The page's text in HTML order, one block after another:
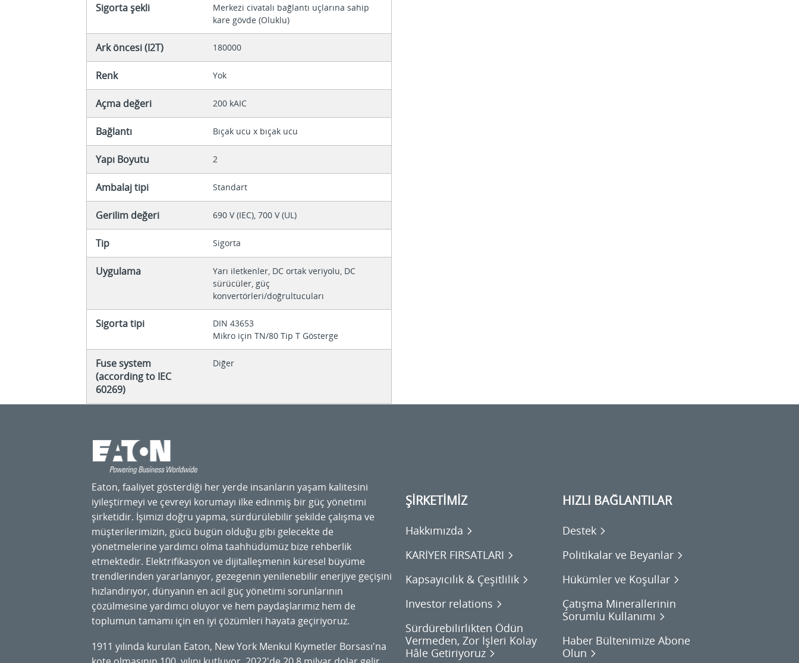
Sigorta şekli
Merkezi civatalı bağlantı uçlarına sahip
kare gövde (Oluklu)
Ark öncesi (I2T) 180000
Renk Yok
Açma değeri 200 kAIC
Bağlantı Bıçak ucu x bıçak ucu
Yapı Boyutu 2
Ambalaj tipi Standart
Gerilim değeri 690 V (IEC), 700 V (UL)
Tip Sigorta
Uygulama
Yarı iletkenler, DC ortak veriyolu, DC
sürücüler, güç
konvertörleri/doğrultucuları
Sigorta tipi
DIN 43653
Mikro için TN/80 Tip T Gösterge
Fuse system
(according to IEC
60269)
Diğer
Eaton, faaliyet gösterdiği her yerde insanların yaşam kalitesini
iyileştirmeyi ve çevreyi korumayı ilke edinmiş bir güç yönetimi
şirketidir. İşimizi doğru yapma, sürdürülebilir şekilde çalışma ve
müşterilerimizin, gücü bugün olduğu gibi gelecekte de
yönetmelerine yardımcı olma taahhüdümüz bize rehberlik
etmektedir. Elektrifikasyon ve dijitalleşmenin küresel büyüme
trendlerinden yararlanıyor, gezegenin yenilenebilir enerjiye geçişini
hızlandırıyor, dünyanın en acil güç yönetimi sorunlarının
çözülmesine yardımcı oluyor ve hem paydaşlarımız hem de
toplumun tamamı için en iyi çözümleri hayata geçiriyoruz.
1911 yılında kurulan Eaton, New York Menkul Kıymetler Borsası'na
ŞİRKETİMİZ
Hakkımızda
KARİYER FIRSATLARI
Kapsayıcılık & Çeşitlilik
Investor relations
Sürdürebilirlikten Ödün
Vermeden, Zor İşleri Kolay
Hâle Getiriyoruz
HIZLI BAĞLANTILAR
Destek
Politikalar ve Beyanlar
Hükümler ve Koşullar
Çatışma Minerallerinin
Sorumlu Kullanımı
Haber Bültenimize Abone
Olun